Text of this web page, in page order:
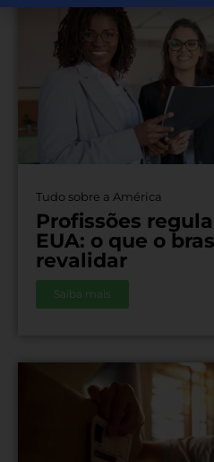
Tudo sobre a América
Profissões
EUA: o que o
revalidar
Saiba mais